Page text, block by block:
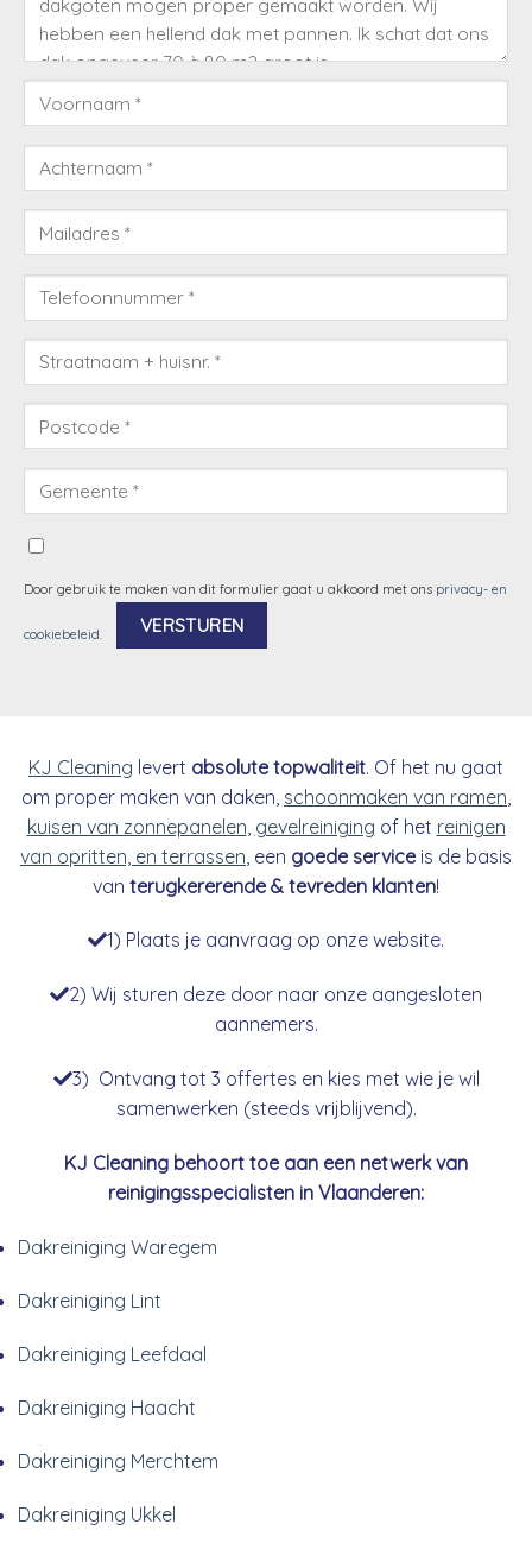
Door gebruik te maken van dit formulier gaat u akkoord met ons privacy- en
cookiebeleid.
KJ Cleaning levert absolute topwaliteit. Of het nu gaat
om proper maken van daken, schoonmaken van ramen
kuisen van zonnepanelen gevelreiniging of het reinigen
van opritten, en terrassen , een goede serviceis de basis
van terugkererende & tevreden klanten!
1) Plaats je aanvraag op onze website.
2) Wij sturen deze door naar onze aangesloten
aannemers.
3) Ontvang tot 3 offertes en kies met wie je wil
samenwerken (steeds vrijblijvend).
KJ Cleaning behoort toe aan een netwerk van
reinigingsspecialisten in Vlaanderen:
Dakreiniging Waregem
Dakreiniging Lint
Dakreiniging Leefdaal
Dakreiniging Haacht
Dakreiniging Merchtem
Dakreiniging Ukkel